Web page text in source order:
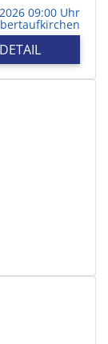
09:00 Uhr
DETAIL